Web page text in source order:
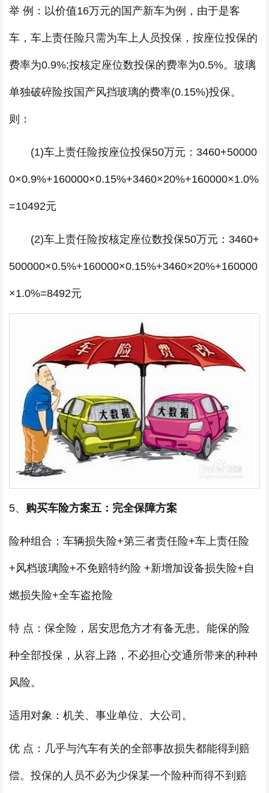
举 例：以价值16万元的国产新车为例，由于是客
车，车上责任险只需为车上人员投保，按座位投保的
费率为0.9%;按核定座位数投保的费率为0.5%。玻璃
单独破碎险按国产风挡玻璃的费率(0.15%)投保。
则：
(1)车上责任险按座位投保50万元：3460+50000
0×0.9%+160000×0.15%+3460×20%+160000×1.0%
=10492元
(2)车上责任险按核定座位数投保50万元：3460+
500000×0.5%+160000×0.15%+3460×20%+160000
×1.0%=8492元
5、 购买车险方案五：完全保障方案
险种组合：车辆损失险+第三者责任险+车上责任险
+风档玻璃险+不免赔特约险 +新增加设备损失险+自
燃损失险+全车盗抢险
特 点：保全险，居安思危方才有备无患。能保的险
种全部投保，从容上路，不必担心交通所带来的种种
风险。
适用对象：机关、事业单位、大公司。
优 点：几乎与汽车有关的全部事故损失都能得到赔
偿。投保的人员不必为少保某一个险种而得不到赔